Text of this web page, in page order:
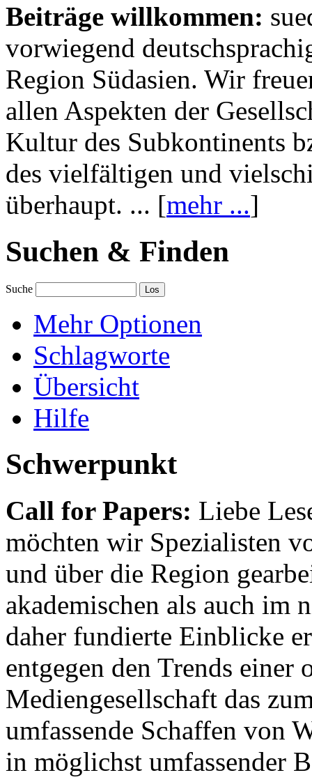
Beiträge willkommen:
vorwiegend
Region Südasien. Wir
allen Aspekten der
Kultur des Subkontinents
des vielfältigen und
überhaupt. ... [mehr ...]
Suchen & Finden
Suche
Mehr Optionen
Schlagworte
Übersicht
Hilfe
Schwerpunkt
Call for Papers: Liebe
möchten wir Spezialisten
und über die Region
akademischen als auch im
daher fundierte Einblicke
entgegen den Trends einer
Mediengesellschaft das
umfassende Schaffen von
in möglichst umfassender